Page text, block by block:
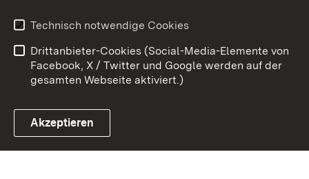
Link zum Landesportal
Barrierefreiheit
Impressum Cookies
Technisch notwendige Cookies
Drittanbieter-Cookies (Social-Media-Elemente von
Facebook, X / Twitter und Google werden auf der
gesamten Webseite aktiviert.)
Akzeptieren